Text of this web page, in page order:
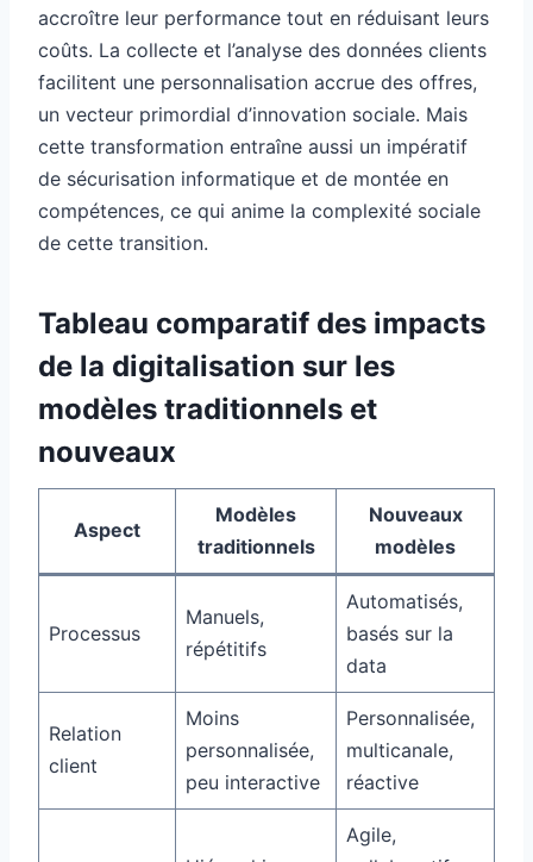
accroître leur performance tout en réduisant leurs
coûts. La collecte et l’analyse des données clients
facilitent une personnalisation accrue des offres,
un vecteur primordial d’innovation sociale. Mais
cette transformation entraîne aussi un impératif
de sécurisation informatique et de montée en
compétences, ce qui anime la complexité sociale
de cette transition.
Tableau comparatif des impacts
de la digitalisation sur les
modèles traditionnels et
nouveaux
Aspect
Modèles
traditionnels
Nouveaux
modèles
Processus
Manuels,
répétitifs
Automatisés,
basés sur la
data
Relation
client
Moins
personnalisée,
peu interactive
Personnalisée,
multicanale,
réactive
Agile,